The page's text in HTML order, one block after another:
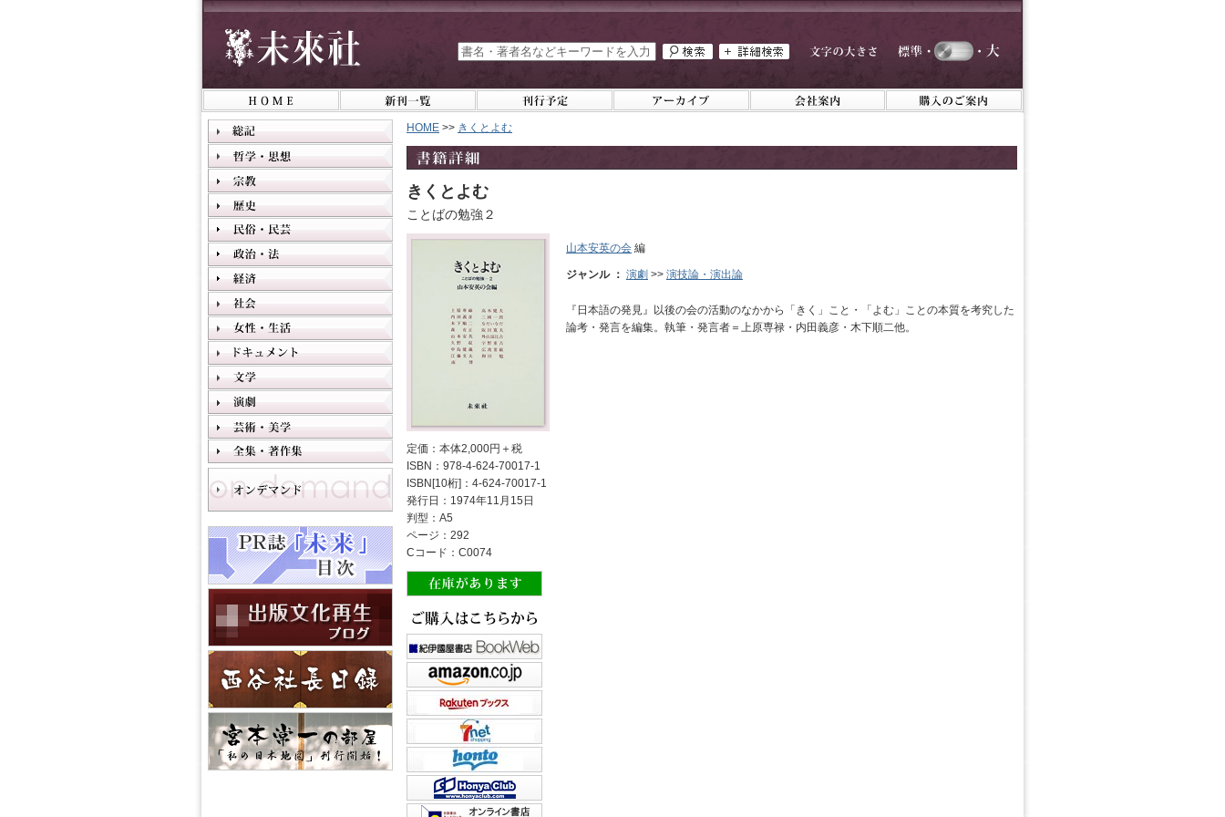
HOME >> きくとよむ
きくとよむ
ことばの勉強２
定価：本体2,000円＋税
ISBN：978-4-624-70017-1
ISBN[10桁]：4-624-70017-1
発行日：1974年11月15日
判型：A5
ページ：292
Cコード：C0074
山本安英の会 編
ジャンル ： 演劇 >> 演技論・演出論
『日本語の発見』以後の会の活動のなかから「きく」こと・「よむ」ことの本質を考究した
論考・発言を編集。執筆・発言者＝上原専禄・内田義彦・木下順二他。